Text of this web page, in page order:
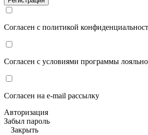
Согласен с политикой
Согласен с условиями программы
Согласен на e-mail рассылку
Авторизация
Забыл пароль
Закрыть